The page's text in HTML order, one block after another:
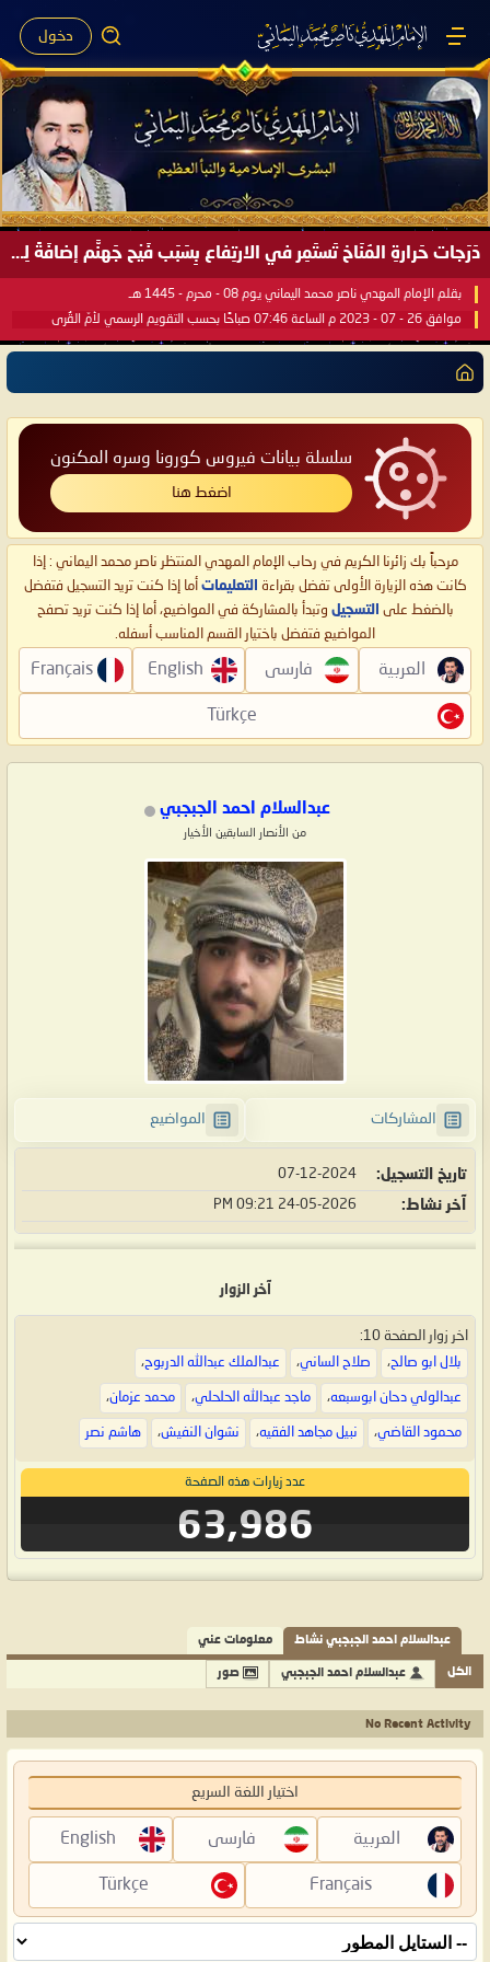
دخول
دَرَجات حَرارةِ المُنَاخ تَستَمِر في الارتِفاع بِسَبَب فَيْح جَهنَّم إضافَةً لِحرارةِ الشَّمس في مُحكَم القُرآن العَظيم ..
بقلم الإمام المهدي ناصر محمد اليماني يوم 08 - محرم - 1445 هـ
موافق 26 - 07 - 2023 م الساعة 07:46 صباحًا بحسب التقويم الرسمي لأمّ القُرى
سلسلة بيانات فيروس كورونا وسره المكنون
اضغط هنا
مرحباً بك زائرنا الكريم في رحاب الإمام المهدي المنتظر ناصر محمد اليماني : إذا
كانت هذه الزيارة الأولى تفضل بقراءة التعليمات أما إذا كنت تريد التسجيل فتفضل
بالضغط على التسجيل وتبدأ بالمشاركة في المواضيع، أما إذا كنت تريد تصفح
المواضيع فتفضل باختيار القسم المناسب أسفله.
العربية فارسی English
Français
Türkçe
عبدالسلام احمد الجبجبي
من الأنصار السابقين الأخيار
المشاركات المواضيع
تاريخ التسجيل 07-12-2024
آخر نشاط 24-05-2026
09:21 PM
آخر الزوار
اخر زوار الصفحة 10:
بلال ابو صالح، صلاح الساني، عبدالملك عبدالله الدربوح،
عبدالولي دحان ابوسبعه، ماجد عبدالله الحلحلي، محمد عزمان،
محمود القاضي، نبيل مجاهد الفقيه، نشوان النفيش، هاشم نصر
عدد زيارات هذه الصفحة
63,986
عبدالسلام احمد الجبجبي نشاط معلومات عني
الكل عبدالسلام احمد الجبجبي صور
No Recent Activity
اختيار اللغة السريع
العربية فارسی English
Français
Türkçe